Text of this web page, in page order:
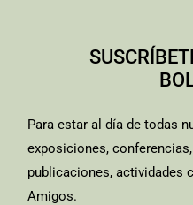
Para estar al día de todas
exposiciones,
publicaciones, actividades
Amigos.